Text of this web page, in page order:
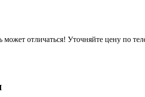
может отличаться! Уточняйте цену по